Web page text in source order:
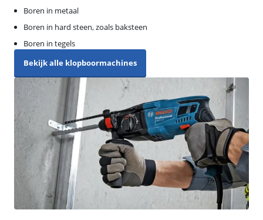
Boren in metaal
Boren in hard steen, zoals baksteen
Boren in tegels
Bekijk alle klopboormachines